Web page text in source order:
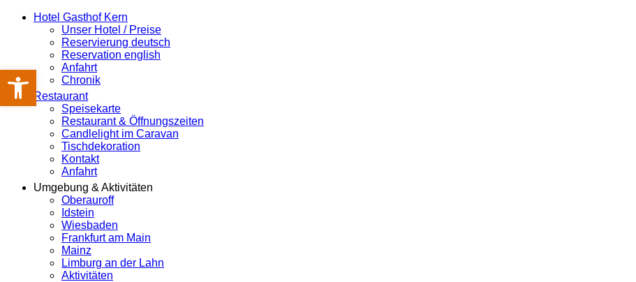
Hotel Gasthof Kern
Unser Hotel / Preise
Reservierung deutsch
Reservation english
Anfahrt
Chronik
Restaurant
Speisekarte
Restaurant & Öffnungszeiten
Candlelight im Caravan
Tischdekoration
Kontakt
Anfahrt
Umgebung & Aktivitäten
Oberauroff
Idstein
Wiesbaden
Frankfurt am Main
Mainz
Limburg an der Lahn
Aktivitäten
Werkzeugleiste öffnen